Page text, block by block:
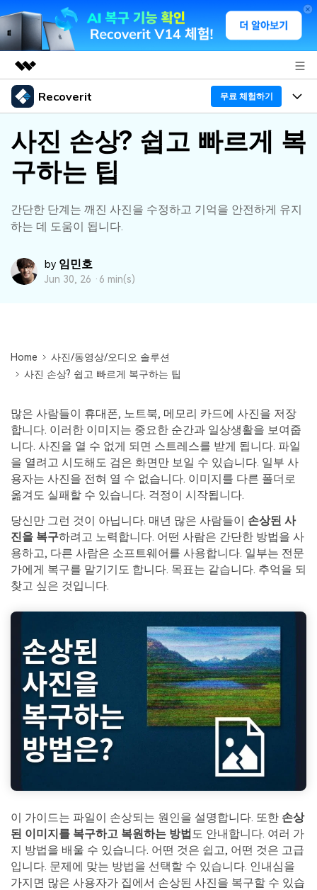
주요 제품
유틸리티
비즈니스
개요
회사 소개
뉴스룸
도움말 센터
Recoverit 무료 체험하기
프로그램
Recoverit - Windows 버전
선도적인 데이터 복구 전문가
무료 체험
리커버릿 무료 버전
분실/삭제된 데이터 무료 복구
무료 체험
기타 프로그램
Repairit - 데이터 복구
UBackit - 데이터 백업
기능
디바이스 복구하기
복구 Tips
삭제된 파일 복구
더 많은 솔루션 찾기
드라이브에서 복구
복구 솔루션
데이터 손실 시나리오
모든 기능 확인하기
가이드
search
사진 손상? 쉽고 빠르게 복
구하는 팁
간단한 단계는 깨진 사진을 수정하고 기억을 안전하게 유지
하는 데 도움이 됩니다.
by 임민호
Jun 30, 26 · 6 min(s)
Home
사진/동영상/오디오 솔루션
사진 손상? 쉽고 빠르게 복구하는 팁
많은 사람들이 휴대폰, 노트북, 메모리 카드에 사진을 저장
합니다. 이러한 이미지는 중요한 순간과 일상생활을 보여줍
니다. 사진을 열 수 없게 되면 스트레스를 받게 됩니다. 파일
을 열려고 시도해도 검은 화면만 보일 수 있습니다. 일부 사
용자는 사진을 전혀 열 수 없습니다. 이미지를 다른 폴더로
옮겨도 실패할 수 있습니다. 걱정이 시작됩니다.
당신만 그런 것이 아닙니다. 매년 많은 사람들이 손상된 사
진을 복구하려고 노력합니다. 어떤 사람은 간단한 방법을 사
용하고, 다른 사람은 소프트웨어를 사용합니다. 일부는 전문
가에게 복구를 맡기기도 합니다. 목표는 같습니다. 추억을 되
찾고 싶은 것입니다.
이 가이드는 파일이 손상되는 원인을 설명합니다. 또한 손상
된 이미지를 복구하고 복원하는 방법 도 안내합니다. 여러 가
지 방법을 배울 수 있습니다. 어떤 것은 쉽고, 어떤 것은 고급
입니다. 문제에 맞는 방법을 선택할 수 있습니다. 인내심을
가지면 많은 사용자가 집에서 손상된 사진을 복구할 수 있습